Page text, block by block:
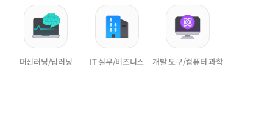
머신러닝/딥러닝 IT 실무/비즈니스 개발 도구/컴퓨터 과학